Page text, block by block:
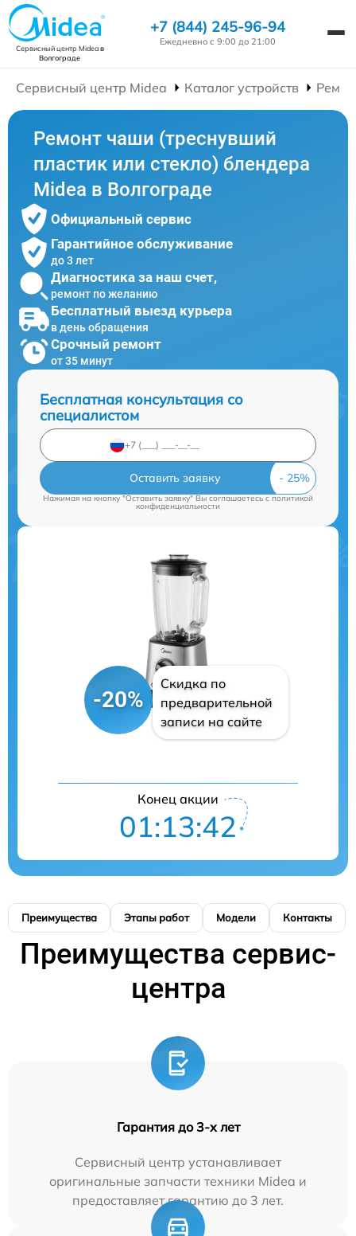
Сервисный центр Mideaв
Волгограде
+7 (844) 245-96-94
Ежедневно с 9:00 до 21:00
Сервисный центр Midea Каталог устройств
Ремонт чаши (треснувший
пластик или стекло) блендера
Midea в Волгограде
Официальный сервис
Гарантийное обслуживание
до 3 лет
Диагностика за наш счет,
ремонт по желанию
Бесплатный выезд курьера
в день обращения
Срочный ремонт
от 35 минут
Бесплатная консультация со
специалистом
Оставить заявку
Нажимая на кнопку "Оставить заявку" Вы соглашаетесь cполитикой
конфиденциальности
-20%
Скидка по
предварительной
записи на сайте
Конец акции
01:13:41
Преимущества Этапы работ Модели Контакты
Преимущества сервис-
центра
Гарантия до 3-х лет
Сервисный центр устанавливает
оригинальные запчасти техники Midea и
предоставляет гарантию до 3 лет.